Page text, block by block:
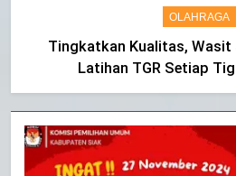
OLAHRAGA
Tingkatkan Kualitas, Wasit
Latihan TGR Setiap